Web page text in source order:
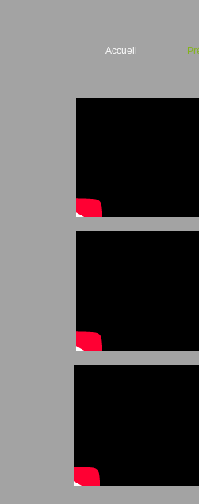
Accueil